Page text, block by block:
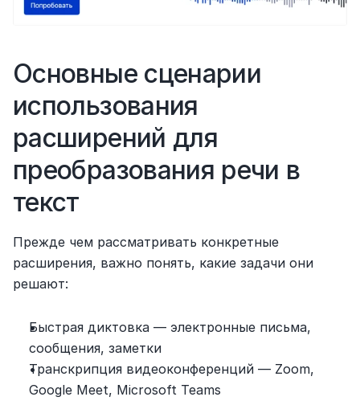
Основные сценарии
использования
расширений для
преобразования речи в
текст
Прежде чем рассматривать конкретные
расширения, важно понять, какие задачи они
решают:
Быстрая диктовка — электронные письма,
сообщения, заметки
Транскрипция видеоконференций — Zoom,
Google Meet, Microsoft Teams